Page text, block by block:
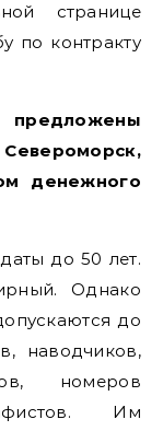
странице
по контракту
денежного
до 50 лет.
Однако
до
наводчиков,
номеров
Им